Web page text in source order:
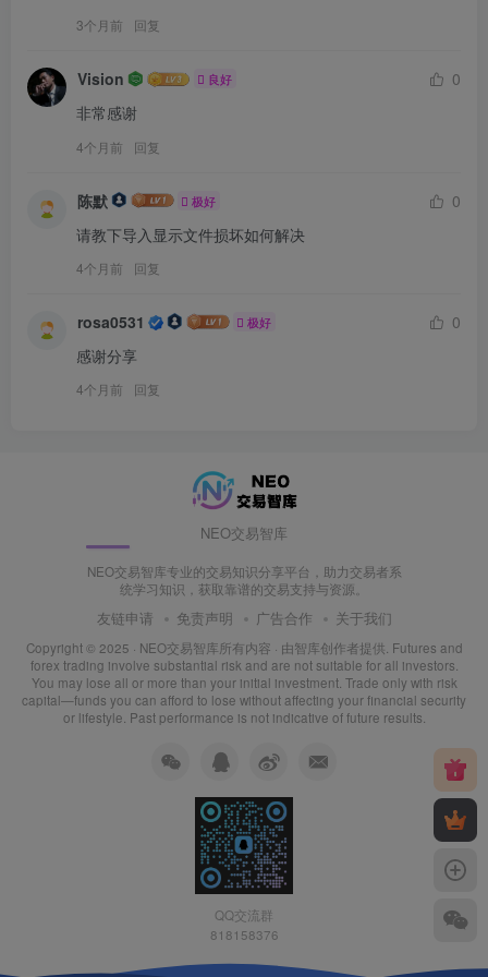
3个月前 回复
Vision 良好
0
非常感谢
4个月前 回复
陈默 极好
0
请教下导入显示文件损坏如何解决
4个月前 回复
rosa0531 极好
0
感谢分享
4个月前 回复
NEO交易智库
NEO交易智库专业的交易知识分享平台，助力交易者系
统学习知识，获取靠谱的交易支持与资源。
友链申请 免责声明 广告合作 关于我们
Copyright © 2025 · NEO交易智库所有内容 · 由智库创作者提供. Futures and
forex trading involve substantial risk and are not suitable for all investors.
You may lose all or more than your initial investment. Trade only with risk
capital—funds you can afford to lose without affecting your financial security
or lifestyle. Past performance is not indicative of future results.
QQ交流群
818158376